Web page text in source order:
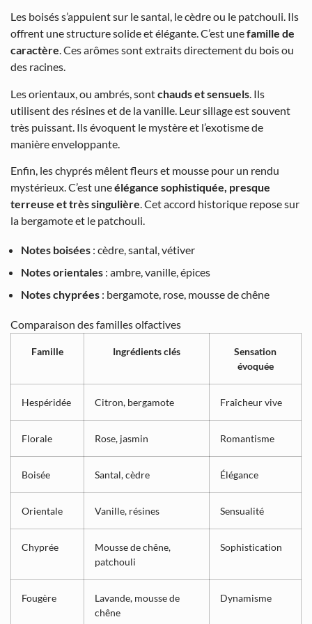
Les boisés s’appuient sur le santal, le cèdre ou le patchouli. Ils
offrent une structure solide et élégante. C’est unefamille de
caractère. Ces arômes sont extraits directement du bois ou
des racines.
Les orientaux, ou ambrés, sontchauds et sensuels . Ils
utilisent des résines et de la vanille. Leur sillage est souvent
très puissant. Ils évoquent le mystère et l’exotisme de
manière enveloppante.
Enfin, les chyprés mêlent fleurs et mousse pour un rendu
mystérieux. C’est uneélégance sophistiquée, presque
terreuse et très singulière. Cet accord historique repose sur
la bergamote et le patchouli.
Notes boisées : cèdre, santal, vétiver
Notes orientales : ambre, vanille, épices
Notes chyprées : bergamote, rose, mousse de chêne
Comparaison des familles olfactives
Famille Ingrédients clés
Sensation
évoquée
Hespéridée Citron, bergamote Fraîcheur vive
Florale Rose, jasmin Romantisme
Boisée Santal, cèdre Élégance
Orientale Vanille, résines Sensualité
Chyprée
Mousse de chêne,
patchouli
Sophistication
Fougère
Lavande, mousse de
chêne
Dynamisme